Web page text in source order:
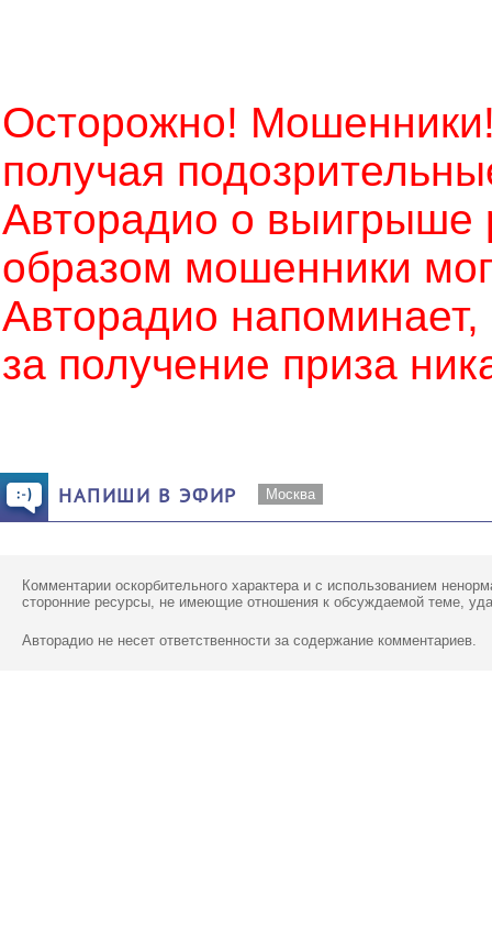
Осторожно!
получая
Авторадио о выигрыше
образом мошенники
Авторадио напоминает,
за получение приза
НАПИШИ В ЭФИР Москва
Комментарии оскорбительного характера и с использованием
сторонние ресурсы, не имеющие отношения к обсуждаемой теме,
Авторадио не несет ответственности за содержание комментариев.